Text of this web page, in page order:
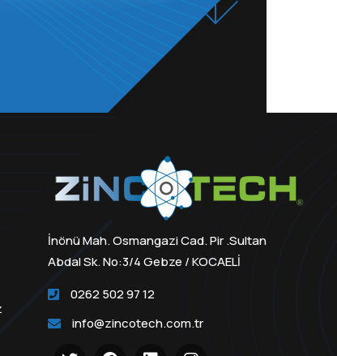
İnönü Mah. Osmangazi Cad. Pir .Sultan
Abdal Sk. No:3/4 Gebze / KOCAELİ
0262 502 97 12
info@zincotech.com.tr